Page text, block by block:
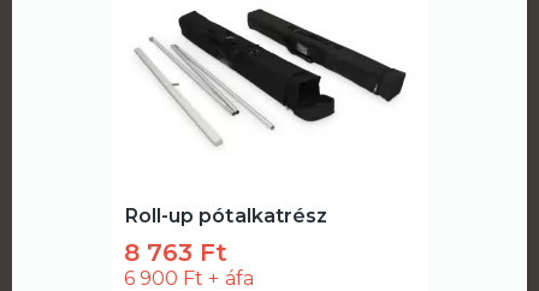
Roll-up pótalkatrész
8 763 Ft
6 900 Ft